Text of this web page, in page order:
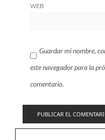
WEB
Guardar mi nombre,
este navegador para la
comentario.